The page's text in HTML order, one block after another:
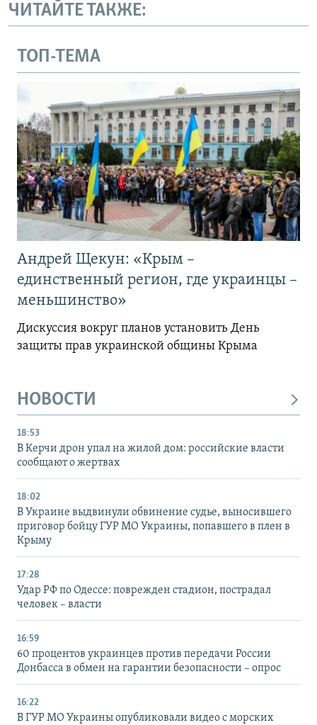
ЧИТАЙТЕ ТАКЖЕ:
ТОП-ТЕМА
Андрей Щекун: «Крым –
единственный регион, где украинцы –
меньшинство»
Дискуссия вокруг планов установить День
защиты прав украинской общины Крыма
НОВОСТИ
18:53
В Керчи дрон упал на жилой дом: российские власти
сообщают о жертвах
18:02
В Украине выдвинули обвинение судье, выносившего
приговор бойцу ГУР МО Украины, попавшего в плен в
Крыму
17:28
Удар РФ по Одессе: поврежден стадион, пострадал
человек – власти
16:59
60 процентов украинцев против передачи России
Донбасса в обмен на гарантии безопасности – опрос
16:22
В ГУР МО Украины опубликовали видео с морских